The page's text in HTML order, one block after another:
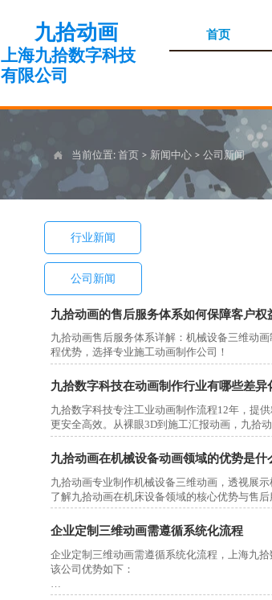
九拾动画
上海九拾数字科技
有限公司
首页
 当前位置:首页> 新闻中心> 公司新闻
行业新闻
公司新闻
九拾动画的售后服务体系如何保障客户权
九拾动画售后服务体系详解：机械设备三维动
程优势，选择专业施工动画制作公司！
九拾数字科技在动画制作行业有哪些差异
九拾数字科技专注工业动画制作流程12年，提
更安全高效。从裸眼3D到施工汇报动画，九拾
九拾动画在机械设备动画领域的优势是什
九拾动画专业制作机械设备三维动画，透视展
了解九拾动画在机床设备领域的核心优势与售后
企业定制三维动画需遵循系统化流程
企业定制三维动画需遵循系统化流程，上海九
该公司优势如下：